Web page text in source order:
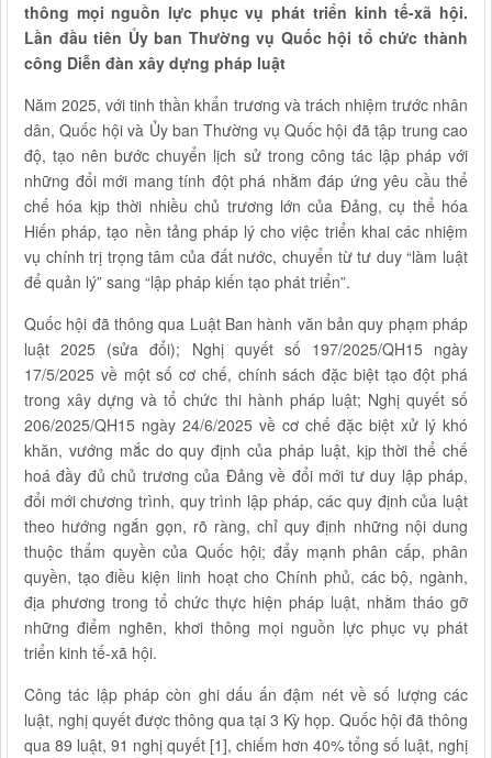
thông mọi nguồn lực phục vụ phát triển kinh tế-xã hội.
Lần đầu tiên Ủy ban Thường vụ Quốc hội tổ chức thành
công Diễn đàn xây dựng pháp luật
Năm 2025, với tinh thần khẩn trương và trách nhiệm trước nhân
dân, Quốc hội và Ủy ban Thường vụ Quốc hội đã tập trung cao
độ, tạo nên bước chuyển lịch sử trong công tác lập pháp với
những đổi mới mang tính đột phá nhằm đáp ứng yêu cầu thể
chế hóa kịp thời nhiều chủ trương lớn của Đảng, cụ thể hóa
Hiến pháp, tạo nền tảng pháp lý cho việc triển khai các nhiệm
vụ chính trị trọng tâm của đất nước, chuyển từ tư duy “làm luật
để quản lý” sang “lập pháp kiến tạo phát triển”.
Quốc hội đã thông qua Luật Ban hành văn bản quy phạm pháp
luật 2025 (sửa đổi); Nghị quyết số 197/2025/QH15 ngày
17/5/2025 về một số cơ chế, chính sách đặc biệt tạo đột phá
trong xây dựng và tổ chức thi hành pháp luật; Nghị quyết số
206/2025/QH15 ngày 24/6/2025 về cơ chế đặc biệt xử lý khó
khăn, vướng mắc do quy định của pháp luật, kịp thời thể chế
hoá đầy đủ chủ trương của Đảng về đổi mới tư duy lập pháp,
đổi mới chương trình, quy trình lập pháp, các quy định của luật
theo hướng ngắn gọn, rõ ràng, chỉ quy định những nội dung
thuộc thẩm quyền của Quốc hội; đẩy mạnh phân cấp, phân
quyền, tạo điều kiện linh hoạt cho Chính phủ, các bộ, ngành,
địa phương trong tổ chức thực hiện pháp luật, nhằm tháo gỡ
những điểm nghẽn, khơi thông mọi nguồn lực phục vụ phát
triển kinh tế-xã hội.
Công tác lập pháp còn ghi dấu ấn đậm nét về số lượng các
luật, nghị quyết được thông qua tại 3 Kỳ họp. Quốc hội đã thông
qua 89 luật, 91 nghị quyết [1], chiếm hơn 40% tổng số luật, nghị